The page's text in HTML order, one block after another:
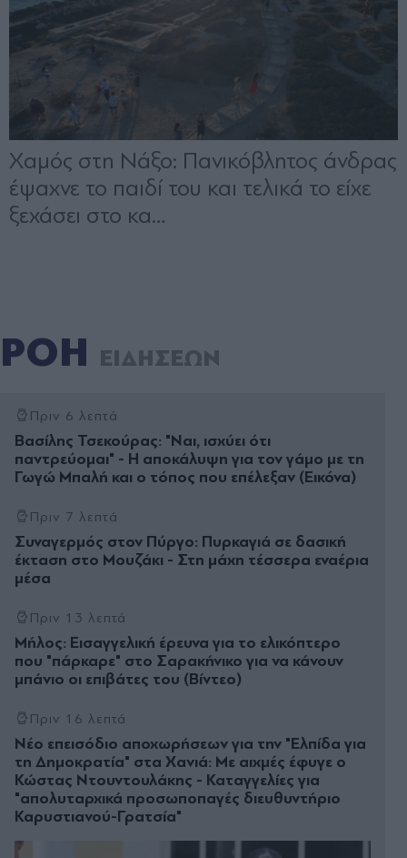
ΡΟΗ ΕΙΔΗΣΕΩΝ
Πριν 6 λεπτά
Βασίλης Τσεκούρας: "Ναι, ισχύει ότι
παντρεύομαι" - Η αποκάλυψη για τον γάμο με τη
Γωγώ Μπαλή και ο τόπος που επέλεξαν (Εικόνα)
Πριν 7 λεπτά
Συναγερμός στον Πύργο: Πυρκαγιά σε δασική
έκταση στο Μουζάκι - Στη μάχη τέσσερα εναέρια
μέσα
Πριν 13 λεπτά
Μήλος: Εισαγγελική έρευνα για το ελικόπτερο
που "πάρκαρε" στο Σαρακήνικο για να κάνουν
μπάνιο οι επιβάτες του (Βίντεο)
Πριν 16 λεπτά
Νέο επεισόδιο αποχωρήσεων για την "Ελπίδα για
τη Δημοκρατία" στα Χανιά: Με αιχμές έφυγε ο
Κώστας Ντουντουλάκης - Καταγγελίες για
"απολυταρχικά προσωποπαγές διευθυντήριο
Καρυστιανού-Γρατσία"